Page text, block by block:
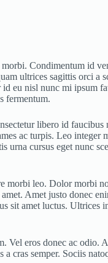
Condimentum id
ultrices sagittis orci a
id eu nisl nunc mi ipsum
fermentum.
libero id
ac turpis. Leo integer
urna cursus eget nunc
morbi leo. Dolor morbi
Amet justo donec
sit amet luctus. Ultrices
Vel eros donec ac odio.
cras semper. Sociis